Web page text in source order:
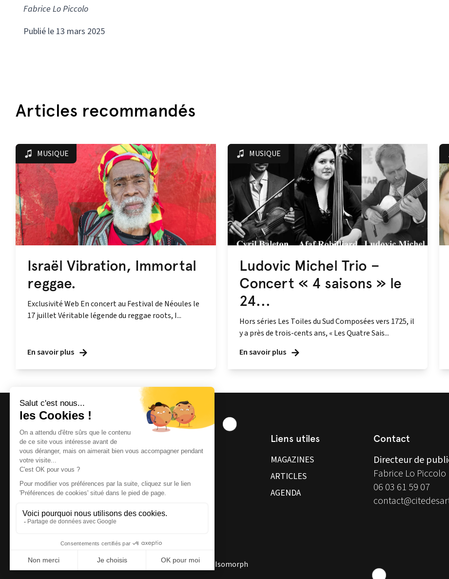
Fabrice Lo Piccolo
Publié le 13 mars 2025
Articles recommandés
MUSIQUE
Israël Vibration, Immortal
reggae.
Exclusivité Web En concert au Festival de Néoules le
17 juillet Véritable légende du reggae roots, I...
En savoir plus
MUSIQUE
Ludovic Michel Trio –
Concert « 4 saisons » le
24...
Hors séries Les Toiles du Sud Composées vers 1725, il
y a près de trois-cents ans, « Les Quatre Sais...
En savoir plus
Magazine et site internet culturels varois.
Liens utiles
MAGAZINES
ARTICLES
AGENDA
Contact
Directeur de
Fabrice Lo Piccolo
06 03 61 59 07
Termes et conditions
|Gestion des cookies Réalisation Isomorph